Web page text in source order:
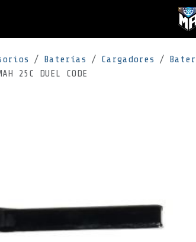
Baterías Cargadores
25C DUEL CODE